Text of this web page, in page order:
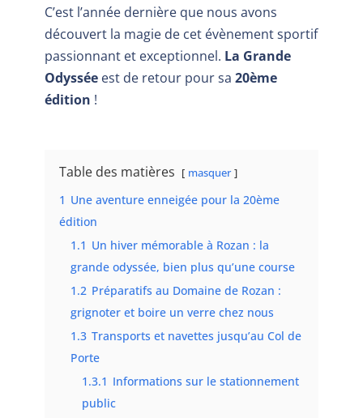
C’est l’année dernière que nous avons
découvert la magie de cet évènement sportif
passionnant et exceptionnel. La Grande
Odysséeest de retour pour sa 20ème
édition !
Table des matières masquer
1 Une aventure enneigée pour la 20ème
édition
1.1 Un hiver mémorable à Rozan : la
grande odyssée, bien plus qu’une course
1.2 Préparatifs au Domaine de Rozan :
grignoter et boire un verre chez nous
1.3 Transports et navettes jusqu’au Col de
Porte
1.3.1 Informations sur le stationnement
public